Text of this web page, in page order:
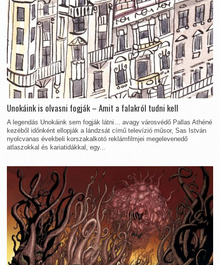
Unokáink is olvasni fogják – Amit a falakról tudni kell
A legendás Unokáink sem fogják látni… avagy városvédő Pallas Athéné
kezéből időnként ellopják a lándzsát című televízió műsor, Sas István
nyolcvanas évekbeli korszakalkotó reklámfilmjei megelevenedő
atlaszokkal és kariatidákkal, egy...